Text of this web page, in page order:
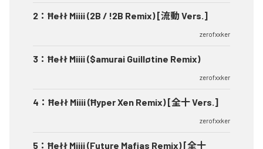
2 ： Ħełł Miiii (2B / !2B Remix) [流動 Vers.]
zerofxxker
3 ： Ħełł Miiii ($amurai Guilløtine Remix)
zerofxxker
4 ： Ħełł Miiii (Ħyper Xen Remix) [全十 Vers.]
zerofxxker
5 ： Ħełł Miiii (Future Mafias Remix) [全十